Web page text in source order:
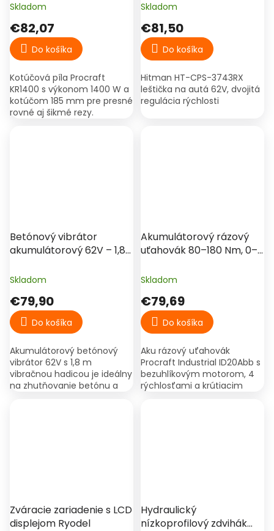
Skladom
€82,07
Do košíka
Kotúčová píla Procraft
KR1400 s výkonom 1400 W a
kotúčom 185 mm pre presné
rovné aj šikmé rezy.
Skladom
€81,50
Do košíka
Hitman HT-CPS-3743RX
leštička na autá 62V, dvojitá
regulácia rýchlosti
Betónový vibrátor
akumulátorový 62V – 1,8
kufrík
Skladom
€79,90
Do košíka
Akumulátorový betónový
vibrátor 62V s 1,8 m
vibračnou hadicou je ideálny
na zhutňovanie betónu a
Akumulátorový rázový
uťahovák 80–180 Nm, 0–3
Procraft Industrial
Skladom
€79,69
Do košíka
Aku rázový uťahovák
Procraft Industrial ID20Abb s
bezuhlíkovým motorom, 4
rýchlosťami a krútiacim
Zváracie zariadenie s LCD
displejom Ryodel
Hydraulický
nízkoprofilový zdvihák